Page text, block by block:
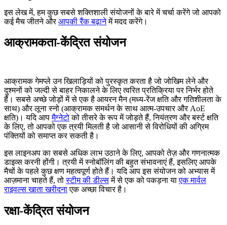
इस लेख में, हम कुछ सबसे शक्तिशाली संयोजनों के बारे में चर्चा करेंगे जो आपको
कई मैच जीतने औरआपकी रैंक बढ़ानेमें मदद करेंगे।
आक्रामकता-केंद्रित संयोजन
आक्रामक गेमप्ले उन खिलाड़ियों को पुरस्कृत करता है जो जोखिम लेने और
दुश्मनों को जल्दी से बाहर निकालने के लिए त्वरित प्रतिक्रिया पर निर्भर होते
हैं। सबसे अच्छे जोड़ों में से एक है आयरन मैन (मध्य-रेंज क्षति और गतिशीलता के
साथ) और लूना स्नो (आक्रामक समर्थन के साथ आत्म-उपचार और AoE
क्षति)। यदि आपमैग्नेटोको तीसरे के रूप में जोड़ते हैं, नियंत्रण और बर्स्ट क्षति
के लिए, तो आपको एक त्रयी मिलती है जो आसानी से विरोधियों की अग्रिम
पंक्तियों को समाप्त कर सकती है।
इस लाइनअप का सबसे अधिक लाभ उठाने के लिए, आपको तेज़ और गणनात्मक
डाइव्स करनी होंगी। त्रयी में स्नोबॉलिंग की बहुत संभावनाएं हैं, इसलिए आपके
मैचों के पहले कुछ क्षण महत्वपूर्ण होते हैं। यदि आप इस संयोजन को अभ्यास में
आज़माना चाहते हैं, तोस्टीम की डील्समें से एक को पकड़ना याएक मार्वल
राइवल्स खाता खरीदनाएक अच्छा विचार है।
रक्षा-केंद्रित संयोजन